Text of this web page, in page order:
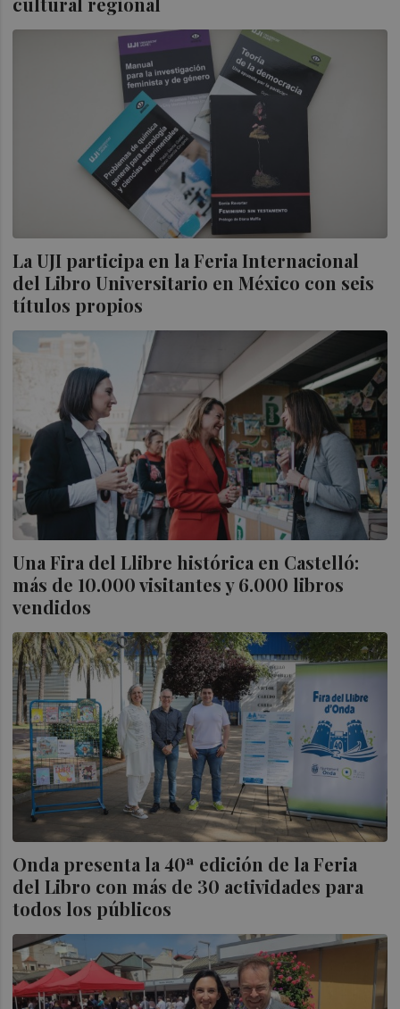
La UJI participa en la Feria Internacional
del Libro Universitario en México con seis
títulos propios
Una Fira del Llibre histórica en Castelló:
más de 10.000 visitantes y 6.000 libros
vendidos
Onda presenta la 40ª edición de la Feria
del Libro con más de 30 actividades para
todos los públicos